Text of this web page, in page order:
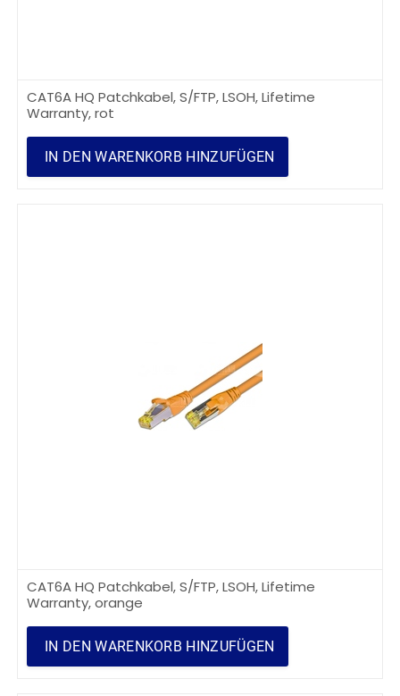
CAT6A HQ Patchkabel, S/FTP, LSOH, Lifetime
Warranty, rot
IN DEN WARENKORB HINZUFÜGEN
CAT6A HQ Patchkabel, S/FTP, LSOH, Lifetime
Warranty, orange
IN DEN WARENKORB HINZUFÜGEN